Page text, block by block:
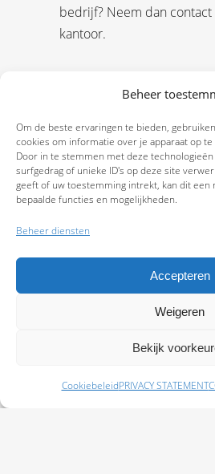
Beheer
Om de beste ervaringen te bieden,
cookies om informatie over je apparaat op
Door in te stemmen met deze
surfgedrag of unieke ID's op deze site
geeft of uw toestemming intrekt, kan dit een
bepaalde functies en mogelijkheden.
Beheer diensten
Accepteren
Weigeren
Bekijk
CookiebeleidPRIVACY STATEMENT
bedrijf? Neem dan
kantoor.
Schade melden Afspraak maken